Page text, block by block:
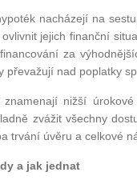
nacházejí na
jejich finanční
za
převažují nad poplatky
nižší
zvážit všechny
trvání úvěru a celkové
a jak jednat